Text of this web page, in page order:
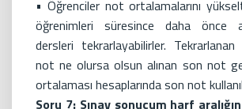
• Öğrenciler not ortalamalarını
öğrenimleri süresince daha önce
dersleri tekrarlayabilirler.
not ne olursa olsun alınan son not
ortalaması hesaplarında son not
Soru 7: Sınav sonucum harf